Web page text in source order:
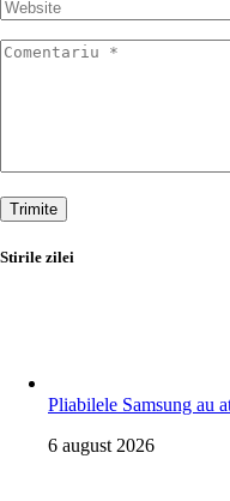
Trimite
Stirile zilei
Pliabilele Samsung au
6 august 2026